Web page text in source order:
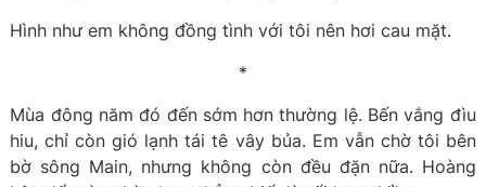
Hình như em không đồng tình với tôi nên hơi cau mặt.
*
Mùa đông năm đó đến sớm hơn thường lệ. Bến vắng đìu
hiu, chỉ còn gió lạnh tái tê vây bủa. Em vẫn chờ tôi bên
bờ sông Main, nhưng không còn đều đặn nữa. Hoàng